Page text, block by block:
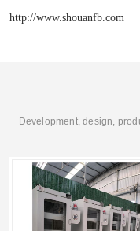
http://www.shouanfb.com
Development, design,